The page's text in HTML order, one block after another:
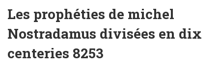
Les prophéties de michel
Nostradamus divisées en dix
centeries 8253